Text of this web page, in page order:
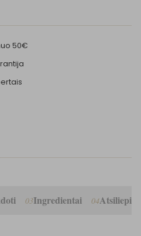
50€
03Ingredientai 04